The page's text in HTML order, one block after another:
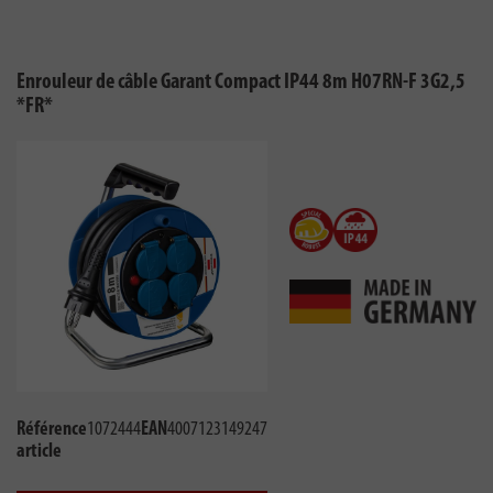
Enrouleur de câble Garant Compact IP44 8m H07RN-F 3G2,5
*FR*
Référence
article
1072444EAN4007123149247